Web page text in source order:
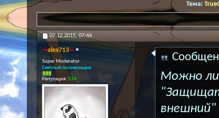
Тема:
07.12.2015,07:44
-=alex713=-
Super Moderator
Светлый лоликонщик
Репутация: 214
Можно ли
внешний"